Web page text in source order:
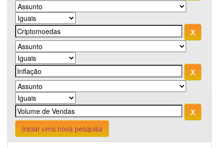
Iniciar uma nova pesquisa